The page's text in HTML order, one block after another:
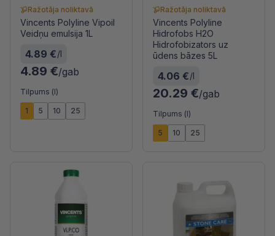
Ražotāja noliktavā
Vincents Polyline Vipoil
Veidņu emulsija 1L
4.89 €/l
4.89 €/gab
Tilpums (l)
1 5 10 25
Ražotāja noliktavā
Vincents Polyline
Hidrofobs H2O
Hidrofobizators uz
ūdens bāzes 5L
4.06 €/l
20.29 €/gab
Tilpums (l)
5 10 25